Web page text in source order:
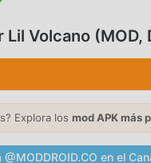
una plataforma para los
del juego
PANTALLA
de alta calidad
Lil Volcano (MOD,
Explora los mod APK más
@MODDROID.CO en el